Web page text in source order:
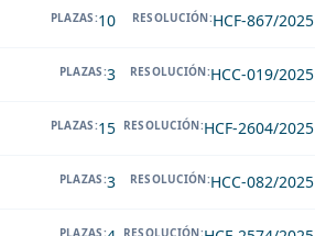
PLAZAS:10 RESOLUCIÓN:HCF-867/2025
PLAZAS:3 RESOLUCIÓN:HCC-019/2025
PLAZAS:15 RESOLUCIÓN:HCF-2604/2025
PLAZAS:3 RESOLUCIÓN:HCC-082/2025